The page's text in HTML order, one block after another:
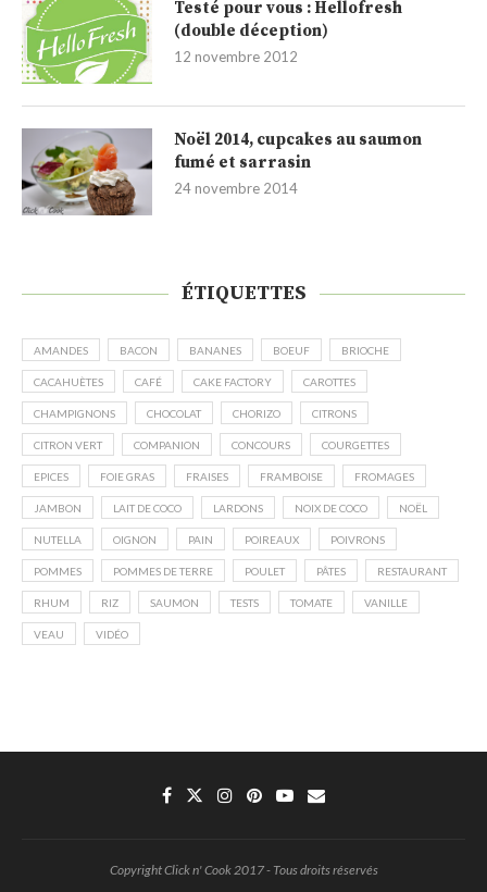
Testé pour vous : Hellofresh
(double déception)
12 novembre 2012
Noël 2014, cupcakes au saumon
fumé et sarrasin
24 novembre 2014
ÉTIQUETTES
AMANDES BACON BANANES BOEUF BRIOCHE
CACAHUÈTES CAFÉ CAKE FACTORY CAROTTES
CHAMPIGNONS CHOCOLAT CHORIZO CITRONS
CITRON VERT COMPANION CONCOURS COURGETTES
EPICES FOIE GRAS FRAISES FRAMBOISE FROMAGES
JAMBON LAIT DE COCO LARDONS NOIX DE COCO NOËL
NUTELLA OIGNON PAIN POIREAUX POIVRONS
POMMES POMMES DE TERRE POULET PÂTES RESTAURANT
RHUM RIZ SAUMON TESTS TOMATE VANILLE
VEAU VIDÉO
Copyright Click n' Cook 2017 - Tous droits réservés